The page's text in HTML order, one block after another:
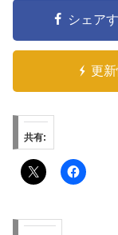
シェア
更
共有: